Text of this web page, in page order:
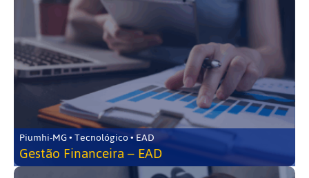
Piumhi-MG • Tecnológico • EAD
Gestão Financeira – EAD